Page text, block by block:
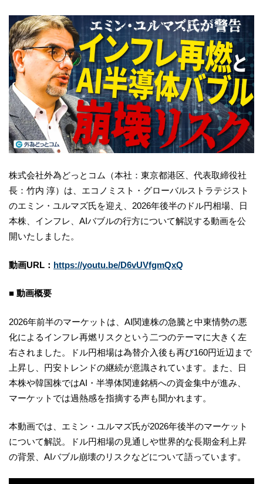
株式会社外為どっとコム（本社：東京都港区、代表取締役社
長：竹内 淳）は、エコノミスト・グローバルストラテジスト
のエミン・ユルマズ氏を迎え、2026年後半のドル円相場、日
本株、インフレ、AIバブルの行方について解説する動画を公
開いたしました。
動画URL： https://youtu.be/D6vUVfgmQxQ
■ 動画概要
2026年前半のマーケットは、AI関連株の急騰と中東情勢の悪
化によるインフレ再燃リスクという二つのテーマに大きく左
右されました。ドル円相場は為替介入後も再び160円近辺まで
上昇し、円安トレンドの継続が意識されています。また、日
本株や韓国株ではAI・半導体関連銘柄への資金集中が進み、
マーケットでは過熱感を指摘する声も聞かれます。
本動画では、エミン・ユルマズ氏が2026年後半のマーケット
について解説。ドル円相場の見通しや世界的な長期金利上昇
の背景、AIバブル崩壊のリスクなどについて語っています。